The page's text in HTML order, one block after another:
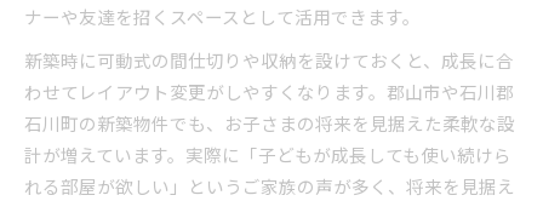
ナーや友達を招くスペースとして活用できます。
新築時に可動式の間仕切りや収納を設けておくと、成長に合
わせてレイアウト変更がしやすくなります。郡山市や石川郡
石川町の新築物件でも、お子さまの将来を見据えた柔軟な設
計が増えています。実際に「子どもが成長しても使い続けら
れる部屋が欲しい」というご家族の声が多く、将来を見据え